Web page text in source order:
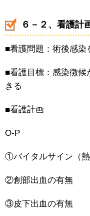
６－２、看護計
■看護問題：術後感染
■看護目標：感染徴
きる
■看護計画
O-P
①バイタルサイン（熱
②創部出血の有無
③皮下出血の有無